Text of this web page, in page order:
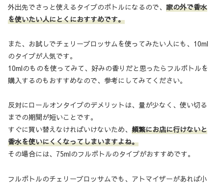
外出先でさっと使えるタイプのボトルになるので、 家の外で香水
を使いたい人にとくにおすすめです。
また、お試しでチェリーブロッサムを使ってみたい人にも、10ml
のタイプが人気です。
10mlのものを使ってみて、好みの香りだと思ったらフルボトルを
購入するのもおすすめなので、参考にしてみてください。
反対にロールオンタイプのデメリットは、量が少なく、使い切る
までの期間が短いことです。
すぐに買い替えなければいけないため、 頻繁にお店に行けないと
香水を使いにくくなってしまいますよね。
その場合には、75mlのフルボトルのタイプがおすすめです。
フルボトルのチェリーブロッサムでも、アトマイザーがあれば小